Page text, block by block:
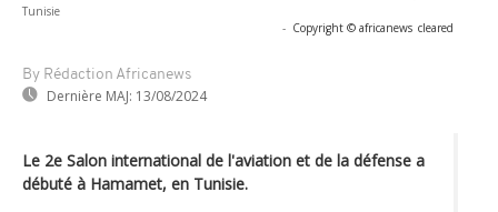
Tunisie
- Copyright © africanews cleared
By Rédaction Africanews
Dernière MAJ: 13/08/2024
Le 2e Salon international de l'aviation et de la défense a
débuté à Hamamet, en Tunisie.